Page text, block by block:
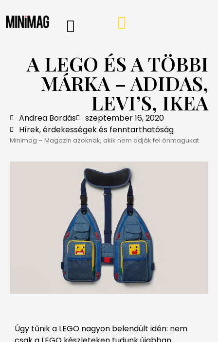
A LEGO ÉS A TÖBBI
MÁRKA – ADIDAS,
LEVI’S, IKEA
Andrea Bordás
szeptember 16, 2020
Hírek, érdekességek és fenntarthatóság
Minimag – Magazin azoknak, akik nem adják fel önmagukat
Úgy tűnik a LEGO nagyon belendült idén: nem